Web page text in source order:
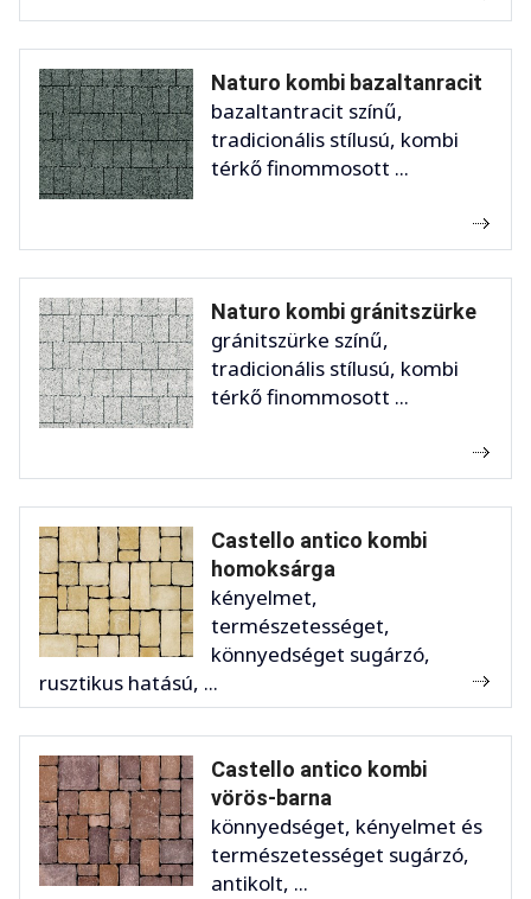
Naturo kombi bazaltanracit
bazaltantracit színű,
tradicionális stílusú, kombi
térkő finommosott ...
Naturo kombi gránitszürke
gránitszürke színű,
tradicionális stílusú, kombi
térkő finommosott ...
Castello antico kombi
homoksárga
kényelmet,
természetességet,
könnyedséget sugárzó,
rusztikus hatású, ...
Castello antico kombi
vörös-barna
könnyedséget, kényelmet és
természetességet sugárzó,
antikolt, ...